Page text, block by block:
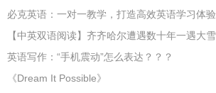
必克英语：一对一教学，打造高效英语学习体验
【中英双语阅读】齐齐哈尔遭遇数十年一遇大雪
英语写作：“手机震动”怎么表达？？？
《Dream It Possible》